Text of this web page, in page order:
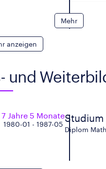
Mehr
anzeigen
und
7 Jahre 5 Monate
1980-01 - 1987-05
Diplom